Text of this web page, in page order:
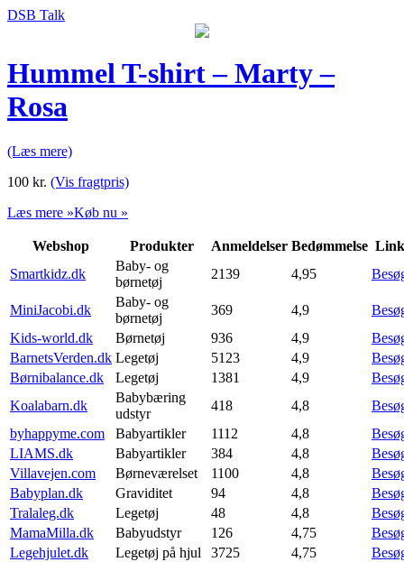
DSB Talk
Hummel T-shirt – Marty –
Rosa
(Læs mere)
100 kr. (Vis fragtpris)
Læs mere »Køb nu »
Webshop Produkter Anmeldelser Bedømmelse Link
Smartkidz.dk
Baby- og
børnetøj
2139 4,95
MiniJacobi.dk
Baby- og
børnetøj
369 4,9
Kids-world.dk
Børnetøj 936 4,9
BarnetsVerden.dk Legetøj 5123 4,9
Børnibalance.dk
Legetøj 1381 4,9
Koalabarn.dk
Babybæring
udstyr
418 4,8
byhappyme.com
Babyartikler 1112 4,8
LIAMS.dk
Babyartikler 384 4,8
Villavejen.com
Børneværelset 1100 4,8
Babyplan.dk
Graviditet 94 4,8
Tralaleg.dk
Legetøj 48 4,8
MamaMilla.dk
Babyudstyr 126 4,75
Legehjulet.dk
Legetøj på hjul 3725 4,75